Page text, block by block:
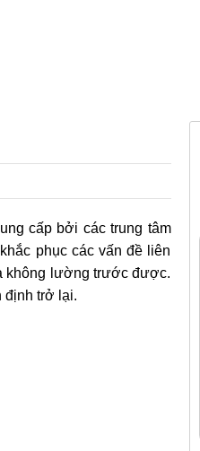
cấp bởi các trung tâm
phục các vấn đề liên
không lường trước được.
định trở lại.